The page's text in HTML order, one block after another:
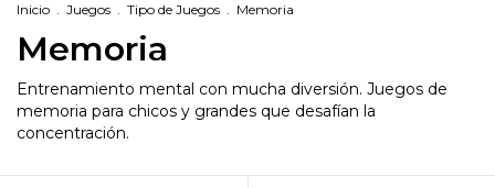
Inicio . Juegos . Tipo de Juegos . Memoria
Memoria
Entrenamiento mental con mucha diversión. Juegos de
memoria para chicos y grandes que desafían la
concentración.